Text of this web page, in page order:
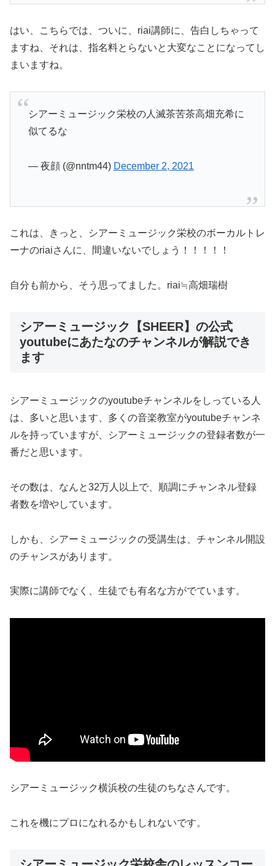
はい、こちらでは、ついに、riai講師に、告白しちゃって
ますね、それは、指名料とらないと大変なことになってし
まいますね。
シアーミュージック栄校の人滅茶苦茶高畑充希に
似てるな
— 夜顔 (@nntm44) December 2, 2021
これは、きっと、シアーミュージック栄校のボーカルトレ
ーナのriaiさんに、間違いないでしょう！！！！！
自分も前から、そう思ってました。riai≒高畑瑞樹
シアーミュージック【SHEER】の公式
youtubeにあたなのチャンネルが解説でき
ます
シアーミュージックのyoutubeチャンネルをしっている人
は、多いと思います、多くの音楽教室がyoutubeチャンネ
ルを持っていますが、シアーミュージックの登録者数が一
番だと思います。
その数は、なんと32万人以上で、順調にチャンネル登録
者数を増やしています。
しかも、シアーミュージックの受講生は、チャンネル開設
のチャンスがあります。
実際に講師でなく、生徒でも有名な方がでています。
シアーミュージック横浜校の生徒のちなさんです。
これを機にプロになれるかもしれないです。